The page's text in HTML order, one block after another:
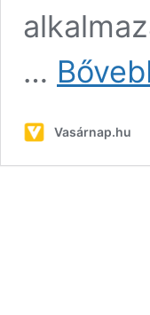
…
Vasárnap.hu